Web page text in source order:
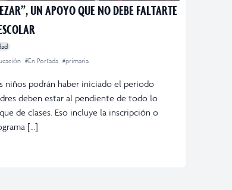
UN APOYO QUE NO DEBE FALTARTE
#En Portada #primaria
niños podrán haber iniciado el periodo
deben estar al pendiente de todo lo
de clases. Eso incluye la inscripción o
[…]